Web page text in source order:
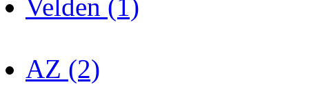
Velden (1)
AZ (2)